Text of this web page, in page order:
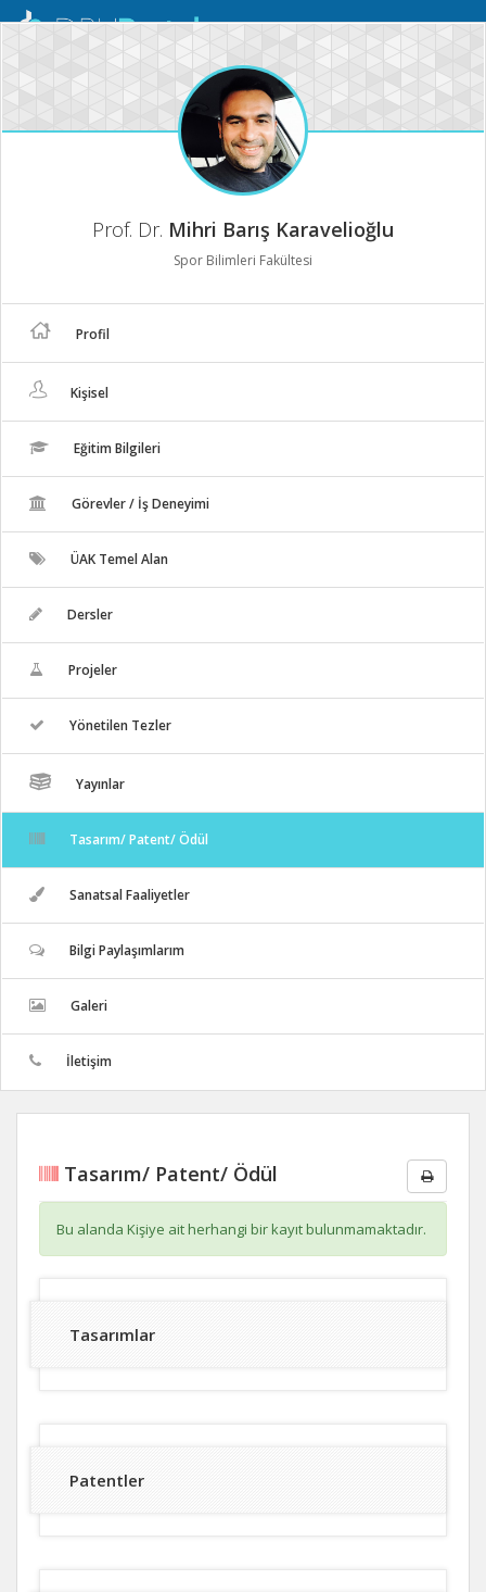
Mobil
Prof. Dr. Mihri Barış Karavelioğlu
Spor Bilimleri Fakültesi
Profil
Kişisel
Eğitim Bilgileri
Görevler / İş Deneyimi
ÜAK Temel Alan
Dersler
Projeler
Yönetilen Tezler
Yayınlar
Tasarım/ Patent/ Ödül
Sanatsal Faaliyetler
Bilgi Paylaşımlarım
Galeri
İletişim
Tasarım/ Patent/ Ödül
Bu alanda Kişiye ait herhangi bir kayıt bulunmamaktadır.
Tasarımlar
Patentler